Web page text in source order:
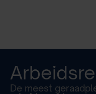
De meest